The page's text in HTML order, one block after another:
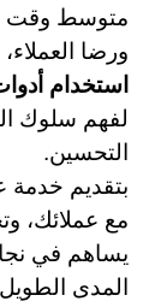
متوسط وقت
ورضا
استخدام
لفهم سلوك
التحسين.
بتقديم خدمة
مع عملائك،
المدى